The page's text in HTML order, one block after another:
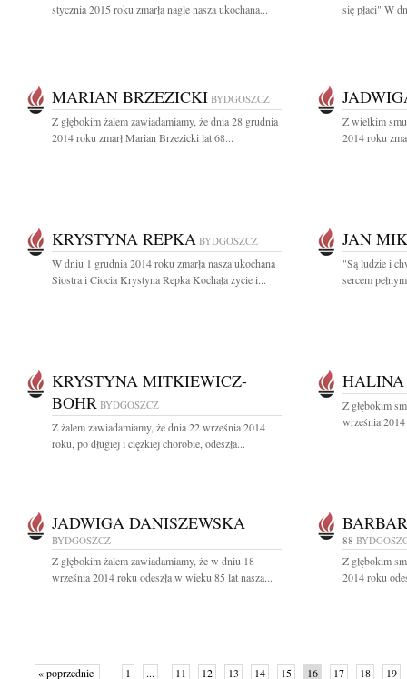
stycznia 2015 roku zmarła nagle nasza ukochana...
się płaci" W
MARIAN BRZEZICKI BYDGOSZCZ
Z głębokim żalem zawiadamiamy, że dnia 28 grudnia
2014 roku zmarł Marian Brzezicki lat 68...
Z wielkim
2014 roku
KRYSTYNA REPKA BYDGOSZCZ
W dniu 1 grudnia 2014 roku zmarła nasza ukochana
Siostra i Ciocia Krystyna Repka Kochała życie i...
JAN
"Są ludzie i
sercem
KRYSTYNA MITKIEWICZ-
BOHR BYDGOSZCZ
Z żalem zawiadamiamy, że dnia 22 września 2014
roku, po długiej i ciężkiej chorobie, odeszła...
HALINA
Z głębokim
września 2014
JADWIGA DANISZEWSKA
BYDGOSZCZ
Z głębokim żalem zawiadamiamy, że w dniu 18
września 2014 roku odeszła w wieku 85 lat nasza...
88
Z głębokim
2014 roku
« poprzednie 1 ... 11 12 13 14 15 16 17 18 19